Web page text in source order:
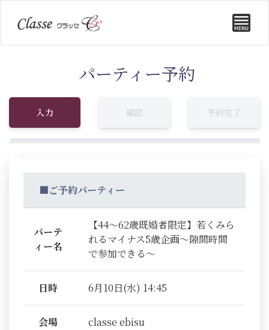
パーティー予約
入力 確認 予約完了
■ご予約パーティー
パーテ
ィー名
【44～62歳既婚者限定】若くみら
れるマイナス5歳企画～隙間時間
で参加できる～
日時 6月10日(水) 14:45
会場 classe ebisu